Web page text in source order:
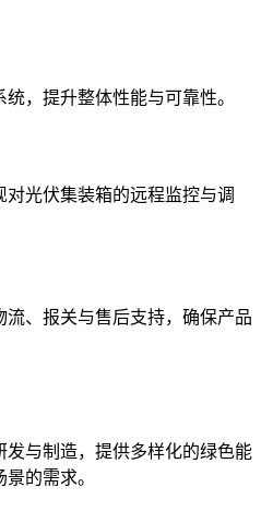
，提升整体性能与可靠性。
光伏集装箱的远程监控与调
、报关与售后支持，确保产品
与制造，提供多样化的绿色能
的需求。